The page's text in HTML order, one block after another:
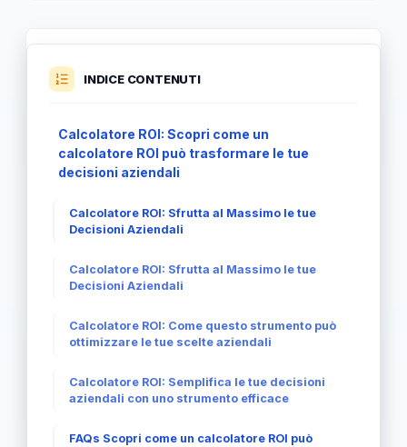
INDICE CONTENUTI
Calcolatore ROI: Scopri come un
calcolatore ROI può trasformare le tue
decisioni aziendali
Calcolatore ROI: Sfrutta al Massimo le tue
Decisioni Aziendali
Calcolatore ROI: Sfrutta al Massimo le tue
Decisioni Aziendali
Calcolatore ROI: Come questo strumento può
ottimizzare le tue scelte aziendali
Calcolatore ROI: Semplifica le tue decisioni
aziendali con uno strumento efficace
FAQs Scopri come un calcolatore ROI può